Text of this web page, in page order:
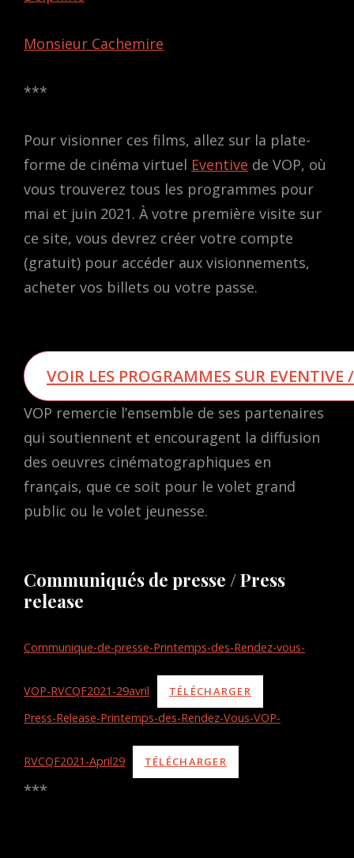
Monsieur Cachemire
***
Pour visionner ces films, allez sur la plate-
forme de cinéma virtuel Eventive de VOP, où
vous trouverez tous les programmes pour
mai et juin 2021. À votre première visite sur
ce site, vous devrez créer votre compte
(gratuit) pour accéder aux visionnements,
acheter vos billets ou votre passe.
VOIR LES PROGRAMMES SUR
VOP remercie l’ensemble de ses partenaires
qui soutiennent et encouragent la diffusion
des oeuvres cinématographiques en
français, que ce soit pour le volet grand
public ou le volet jeunesse.
Communiqués de presse / Press
release
Communique-de-presse-Printemps-des-Rendez-vous-
VOP-RVCQF2021-29avril TÉLÉCHARGER
Press-Release-Printemps-des-Rendez-Vous-VOP-
RVCQF2021-April29 TÉLÉCHARGER
***